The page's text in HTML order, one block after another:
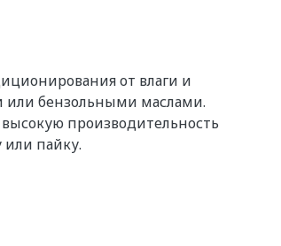
от влаги и
или бензольными маслами.
производительность
или пайку.